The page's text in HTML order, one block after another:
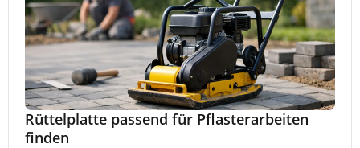
Rüttelplatte passend für Pflasterarbeiten
finden